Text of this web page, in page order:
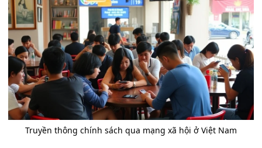
Truyền thông chính sách qua mạng xã hội ở Việt Nam